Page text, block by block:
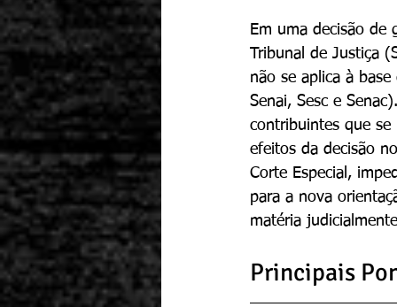
Em uma decisão
Tribunal de Justiça
não se aplica à
Senai, Sesc e
contribuintes que
efeitos da decisão
Corte Especial,
para a nova
matéria
Principais